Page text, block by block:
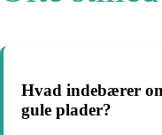
Hvad indebærer
gule plader?